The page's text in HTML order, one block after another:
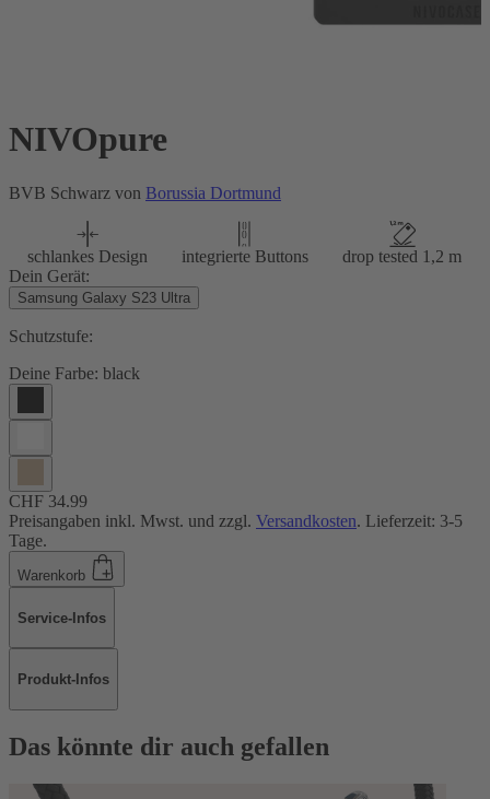
NIVOpure
BVB Schwarz von Borussia Dortmund
schlankes Design integrierte Buttons
drop tested 1,2 m
Dein Gerät:
Samsung Galaxy S23 Ultra
Schutzstufe:
Deine Farbe: black
CHF 34.99
Preisangaben inkl. Mwst. und zzgl. Versandkosten. Lieferzeit: 3-5
Tage.
Warenkorb
Service-Infos
Produkt-Infos
Das könnte dir auch gefallen